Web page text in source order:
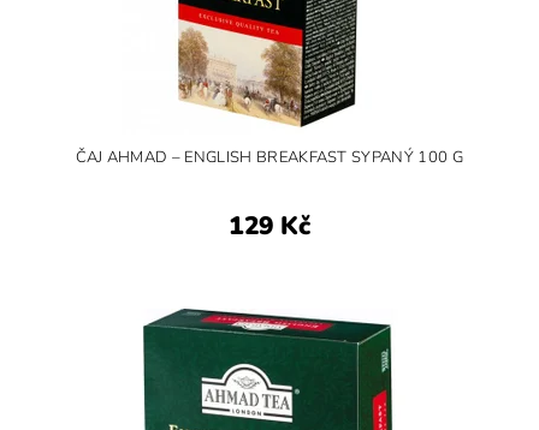
ČAJ AHMAD – ENGLISH BREAKFAST SYPANÝ 100 G
129 Kč